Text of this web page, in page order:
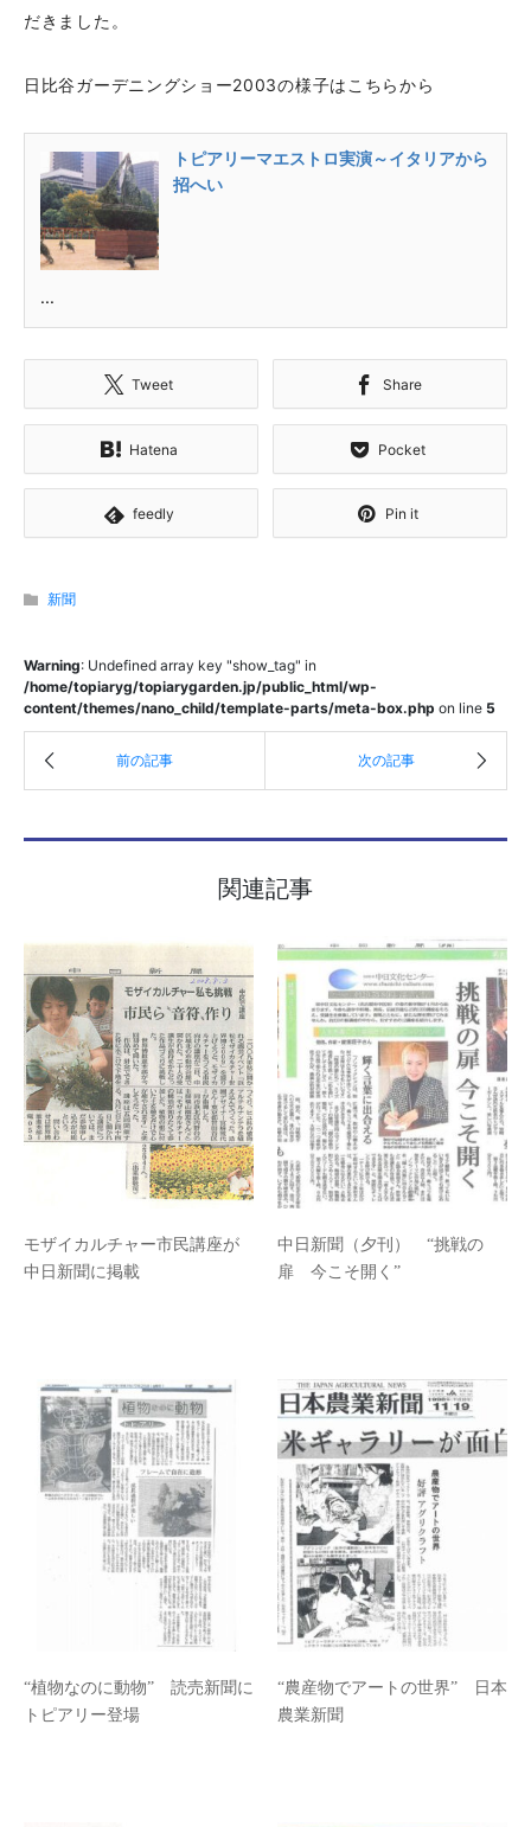
だきました。
日比谷ガーデニングショー2003の様子はこちらから
トピアリーマエストロ実演～イタリアから
招へい
...
Tweet Share
Hatena Pocket
feedly Pin it
新聞
Warning: Undefined array key "show_tag" in
/home/topiaryg/topiarygarden.jp/public_html/wp-
content/themes/nano_child/template-parts/meta-box.php on line 5
関連記事
モザイカルチャー市民講座が
中日新聞に掲載
中日新聞（夕刊） “挑戦の
扉 今こそ開く”
“植物なのに動物” 読売新聞に
トピアリー登場
“農産物でアートの世界” 日本
農業新聞